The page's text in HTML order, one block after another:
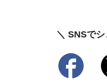
＼ SNSで